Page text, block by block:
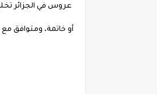
عروس في الجزائر
أو خاتمة، ومتوافق